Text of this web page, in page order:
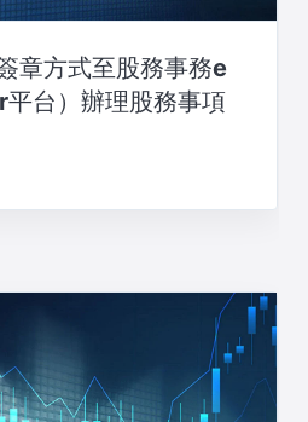
章方式至股務事務e
台）辦理股務事項